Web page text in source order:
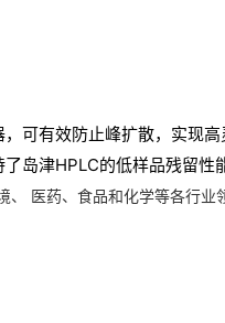
可有效防止峰扩散，实现高
了岛津HPLC的低样品残留性
、 医药、食品和化学等各行业